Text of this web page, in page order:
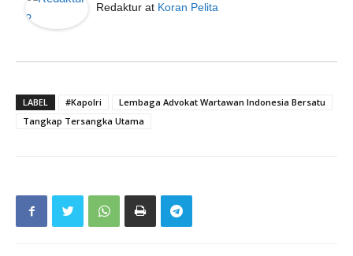
Redaktur at Koran Pelita
LABEL #Kapolri
Lembaga Advokat Wartawan Indonesia Bersatu
Tangkap Tersangka Utama